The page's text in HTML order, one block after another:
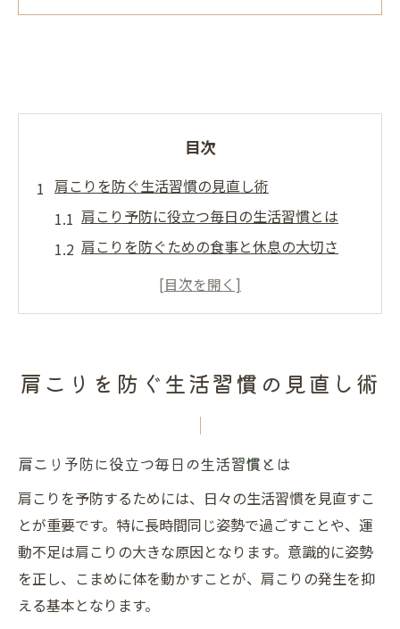
目次
肩こりを防ぐ生活習慣の見直し術
肩こり予防に役立つ毎日の生活習慣とは
肩こりを防ぐための食事と休息の大切さ
肩こり予防グッズ活用による快適習慣づく
肩こりしない人の特徴を生活に取り入れる
肩こり予防ストレッチの効果と正しいやり
方
肩甲骨ストレッチで肩こりを根本から改善
肩こり予防に効く簡単ストレッチ習慣の始
め方
肩こりを防ぐ生活習慣の見直し術
肩こり予防に役立つ毎日の生活習慣とは
肩こりを予防するためには、日々の生活習慣を見直すこ
とが重要です。特に長時間同じ姿勢で過ごすことや、運
動不足は肩こりの大きな原因となります。意識的に姿勢
を正し、こまめに体を動かすことが、肩こりの発生を抑
える基本となります。